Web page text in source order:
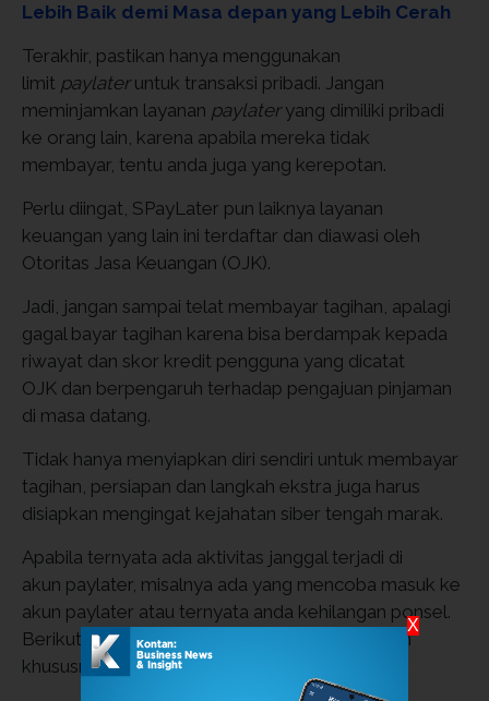
Lebih Baik demi Masa depan yang Lebih Cerah
Terakhir, pastikan hanya menggunakan
limit paylateruntuk transaksi pribadi. Jangan
meminjamkan layanan paylateryang dimiliki pribadi
ke orang lain, karena apabila mereka tidak
membayar, tentu anda juga yang kerepotan.
Perlu diingat, SPayLater pun laiknya layanan
keuangan yang lain ini terdaftar dan diawasi oleh
Otoritas Jasa Keuangan (OJK).
Jadi, jangan sampai telat membayar tagihan, apalagi
gagal bayar tagihan karena bisa berdampak kepada
riwayat dan skor kredit pengguna yang dicatat
OJK dan berpengaruh terhadap pengajuan pinjaman
di masa datang.
Tidak hanya menyiapkan diri sendiri untuk membayar
tagihan, persiapan dan langkah ekstra juga harus
disiapkan mengingat kejahatan siber tengah marak.
Apabila ternyata ada aktivitas janggal terjadi di
akun paylater, misalnya ada yang mencoba masuk ke
akun paylater atau ternyata anda kehilangan ponsel.
Berikut beberapa tahapan yang perlu dilakukan
khususnya bagi pengguna SPaylater:
X